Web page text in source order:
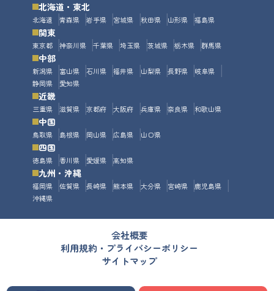
北海道・東北
北海道 青森県 岩手県 宮城県 秋田県 山形県 福島県
関東
東京都 神奈川県 千葉県 埼玉県 茨城県 栃木県 群馬県
中部
新潟県 富山県 石川県 福井県 山梨県 長野県
岐阜県
静岡県
愛知県
近畿
三重県 滋賀県 京都府 大阪府 兵庫県 奈良県 和歌山県
中国
鳥取県 島根県 岡山県 広島県 山口県
四国
徳島県 香川県 愛媛県 高知県
九州・沖縄
福岡県 佐賀県 長崎県 熊本県 大分県 宮崎県
鹿児島県
沖縄県
会社概要
利用規約・プライバシーポリシー
サイトマップ